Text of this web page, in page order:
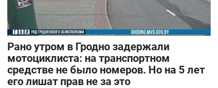
Рано утром в Гродно задержали
мотоциклиста: на транспортном
средстве не было номеров. Но на 5 лет
его лишат прав не за это